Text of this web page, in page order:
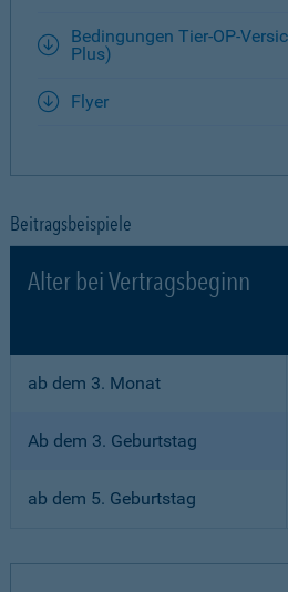
Bedingungen Tier-OP-
Plus)
Flyer
Beitragsbeispiele
Alter bei Vertragsbeginn
ab dem 3. Monat
Ab dem 3. Geburtstag
ab dem 5. Geburtstag